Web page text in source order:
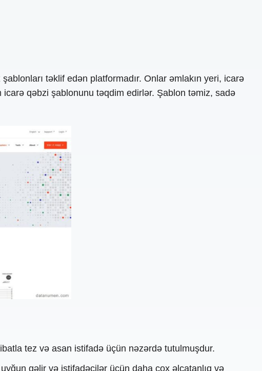
təklif edən platformadır. Onlar əmlakın yeri, icarə
qəbzi şablonunu təqdim edirlər. Şablon təmiz, sadə
tez və asan istifadə üçün nəzərdə tutulmuşdur.
gəlir və istifadəçilər üçün daha çox əlçatanlıq və